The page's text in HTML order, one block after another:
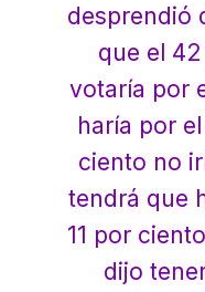
desprendió
que el
votaría por
haría por
ciento no
tendrá que
11 por
dijo